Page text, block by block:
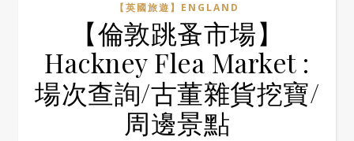
【英國旅遊】ENGLAND
【倫敦跳蚤市場】
Hackney Flea Market :
場次查詢/古董雜貨挖寶/
周邊景點